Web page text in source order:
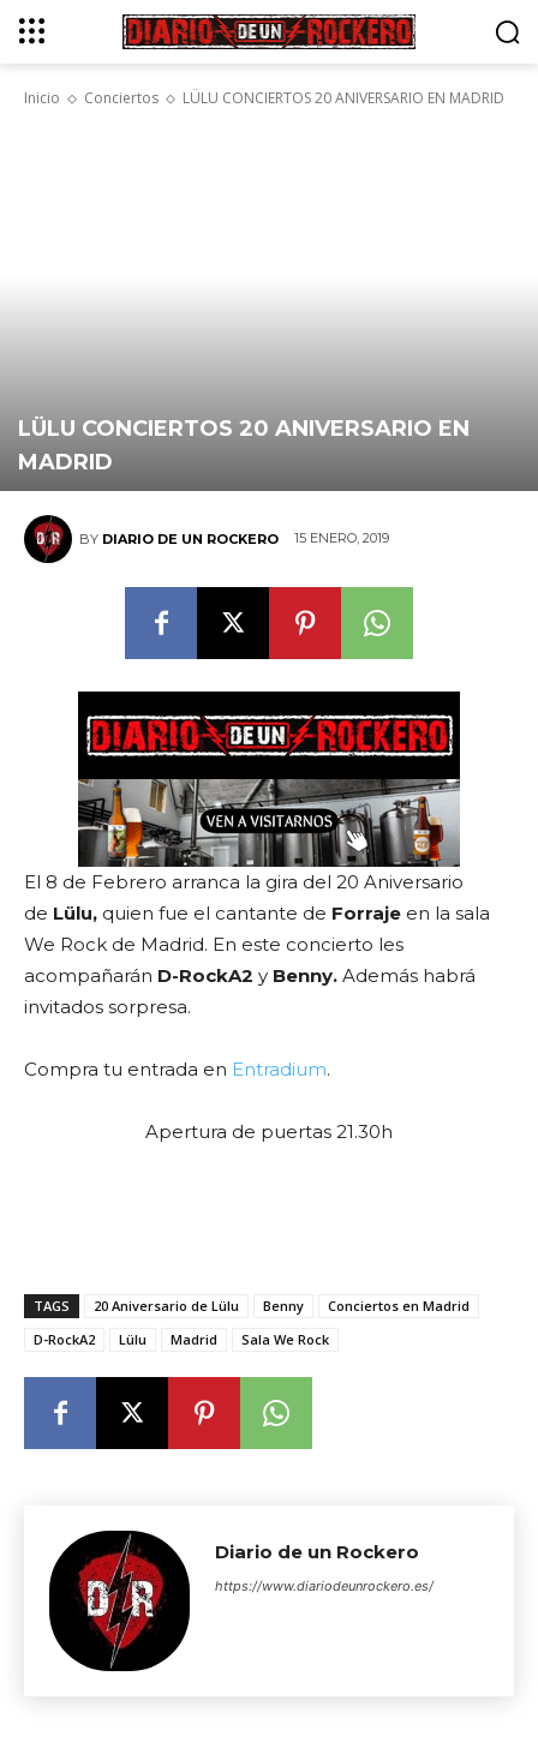
Inicio Conciertos LÜLU CONCIERTOS 20 ANIVERSARIO EN MADRID
LÜLU CONCIERTOS 20 ANIVERSARIO EN
MADRID
BY DIARIO DE UN ROCKERO 15 ENERO, 2019
El 8 de Febrero arranca la gira del 20 Aniversario
de Lülu, quien fue el cantante de Forraje en la sala
We Rock de Madrid. En este concierto les
acompañarán D-RockA2 y Benny. Además habrá
invitados sorpresa.
Compra tu entrada en Entradium.
Apertura de puertas 21.30h
TAGS 20 Aniversario de Lülu Benny
Conciertos en Madrid
D-RockA2
Lülu Madrid Sala We Rock
Diario de un Rockero
https://www.diariodeunrockero.es/